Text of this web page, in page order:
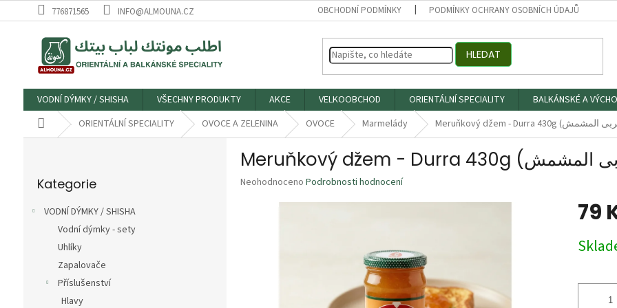
na
776871565 INFO@ALMOUNA.CZ OBCHODNÍ PODMÍNKY PODMÍNKY OCHRANY OSOBNÍCH ÚDAJŮ
HLEDAT
VODNÍ DÝMKY / SHISHA VŠECHNY PRODUKTY AKCE VELKOOBCHOD ORIENTÁLNÍ SPECIALITY BALKÁNSKÉ A
Domů ORIENTÁLNÍ SPECIALITY OVOCE A ZELENINA OVOCE Marmelády
kategorie
Kategorie
VODNÍ DÝMKY / SHISHA
Vodní dýmky - sety
Uhlíky
Zapalovače
Příslušenství
Hlavy
Průměrné
Neohodnoceno Podrobnosti hodnocení
79
cena: